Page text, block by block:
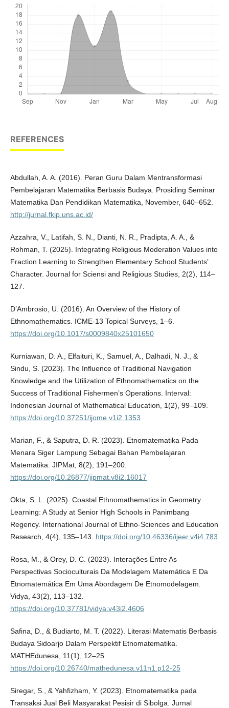
REFERENCES
Abdullah, A. A. (2016). Peran Guru Dalam Mentransformasi
Pembelajaran Matematika Berbasis Budaya. Prosiding Seminar
Matematika Dan Pendidikan Matematika, November, 640–652.
http://jurnal.fkip.uns.ac.id/
Azzahra, V., Latifah, S. N., Dianti, N. R., Pradipta, A. A., &
Rohman, T. (2025). Integrating Religious Moderation Values into
Fraction Learning to Strengthen Elementary School Students’
Character. Journal for Sciensi and Religious Studies, 2(2), 114–
127.
D’Ambrosio, U. (2016). An Overview of the History of
Ethnomathematics. ICME-13 Topical Surveys, 1–6.
https://doi.org/10.1017/s0009840x25101650
Kurniawan, D. A., Elfaituri, K., Samuel, A., Dalhadi, N. J., &
Sindu, S. (2023). The Influence of Traditional Navigation
Knowledge and the Utilization of Ethnomathematics on the
Success of Traditional Fishermen’s Operations. Interval:
Indonesian Journal of Mathematical Education, 1(2), 99–109.
https://doi.org/10.37251/ijome.v1i2.1353
Marian, F., & Saputra, D. R. (2023). Etnomatematika Pada
Menara Siger Lampung Sebagai Bahan Pembelajaran
Matematika. JIPMat, 8(2), 191–200.
https://doi.org/10.26877/jipmat.v8i2.16017
Okta, S. L. (2025). Coastal Ethnomathematics in Geometry
Learning: A Study at Senior High Schools in Panimbang
Regency. International Journal of Ethno-Sciences and Education
Research, 4(4), 135–143. https://doi.org/10.46336/ijeer.v4i4.783
Rosa, M., & Orey, D. C. (2023). Interações Entre As
Perspectivas Socioculturais Da Modelagem Matemática E Da
Etnomatemática Em Uma Abordagem De Etnomodelagem.
Vidya, 43(2), 113–132.
https://doi.org/10.37781/vidya.v43i2.4606
Safina, D., & Budiarto, M. T. (2022). Literasi Matematis Berbasis
Budaya Sidoarjo Dalam Perspektif Etnomatematika.
MATHEdunesa, 11(1), 12–25.
https://doi.org/10.26740/mathedunesa.v11n1.p12-25
Siregar, S., & Yahfizham, Y. (2023). Etnomatematika pada
Transaksi Jual Beli Masyarakat Pesisir di Sibolga. Jurnal